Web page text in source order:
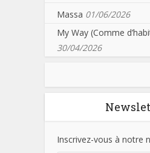
Massa 01/06/2026
My Way (Comme
30/04/2026
Inscrivez-vous à notre